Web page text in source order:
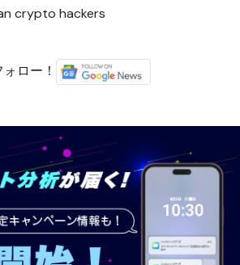
crypto hackers
ロー！